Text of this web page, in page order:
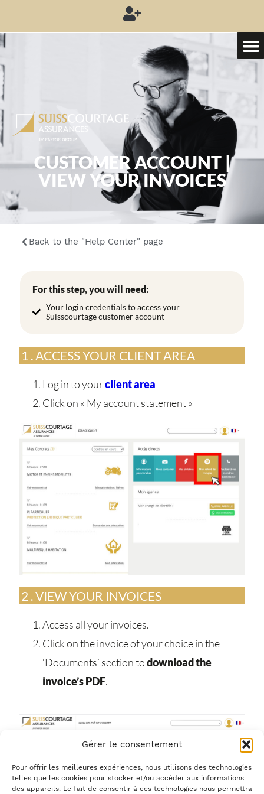
Gérer le consentement
Pour offrir les meilleures expériences, nous utilisons des technologies
telles que les cookies pour stocker et/ou accéder aux informations
des appareils. Le fait de consentir à ces technologies nous permettra
CUSTOMER ACCOUNT |
VIEW YOUR INVOICES
Back to the "Help Center" page
For this step, you will need:
Your login credentials to access your
Suisscourtage customer account
1 . ACCESS YOUR CLIENT AREA
Log in to yourclient area
Click on « My account statement »
2 . VIEW YOUR INVOICES
Access all your invoices.
Click on the invoice of your choice in the
‘Documents’ section todownload the
invoice’s PDF.